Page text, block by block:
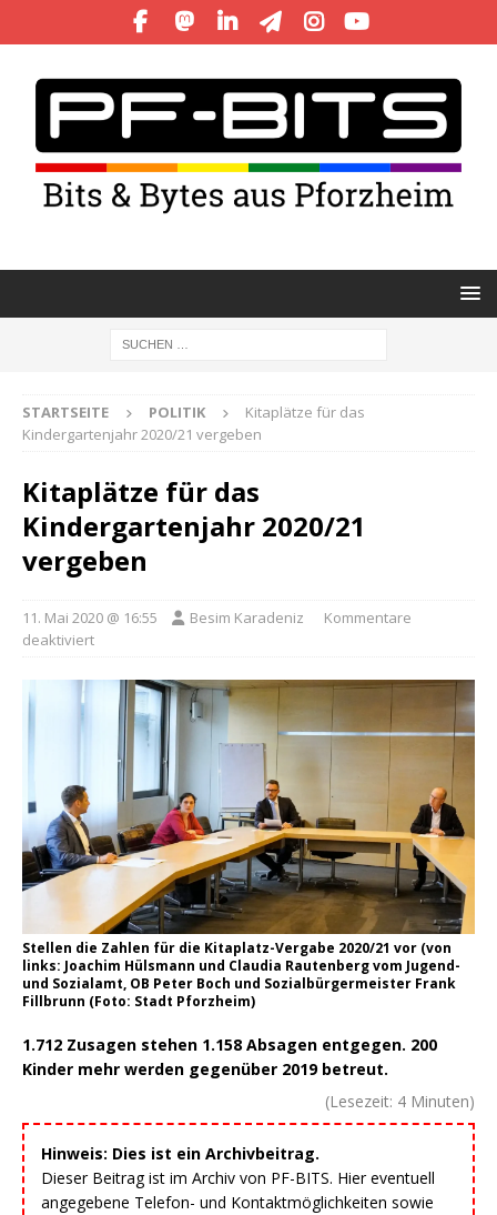
STARTSEITE POLITIK
Kitaplätze für das
Kindergartenjahr 2020/21 vergeben
Kitaplätze für das
Kindergartenjahr 2020/21
vergeben
11. Mai 2020 @ 16:55 Besim Karadeniz
Kommentare
deaktiviert
Stellen die Zahlen für die Kitaplatz-Vergabe 2020/21 vor (von
links: Joachim Hülsmann und Claudia Rautenberg vom Jugend-
und Sozialamt, OB Peter Boch und Sozialbürgermeister Frank
Fillbrunn (Foto: Stadt Pforzheim)
1.712 Zusagen stehen 1.158 Absagen entgegen. 200
Kinder mehr werden gegenüber 2019 betreut.
(Lesezeit: 4 Minuten)
Hinweis: Dies ist ein Archivbeitrag.
Dieser Beitrag ist im Archiv von PF-BITS. Hier eventuell
angegebene Telefon- und Kontaktmöglichkeiten sowie